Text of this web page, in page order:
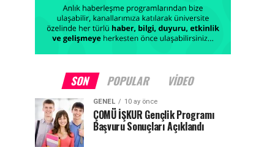
SON POPULAR VIDEO
GENEL 10 ay önce
ÇOMÜ İŞKUR Gençlik Programı
Başvuru Sonuçları Açıklandı